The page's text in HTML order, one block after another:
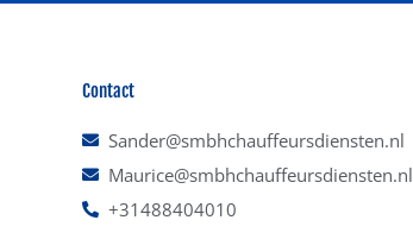
Contact
Sander@smbhchauffeursdiensten.nl
Maurice@smbhchauffeursdiensten.nl
+31488404010